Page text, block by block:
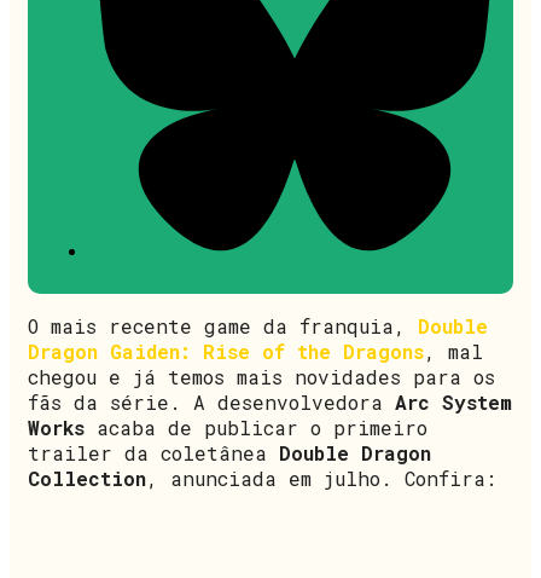
O mais recente game da franquia, Double
Dragon Gaiden: Rise of the Dragons, mal
chegou e já temos mais novidades para os
fãs da série. A desenvolvedora Arc System
Works acaba de publicar o primeiro
trailer da coletânea Double Dragon
Collection, anunciada em julho. Confira: